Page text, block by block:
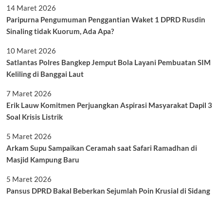
14 Maret 2026
Paripurna Pengumuman Penggantian Waket 1 DPRD Rusdin
Sinaling tidak Kuorum, Ada Apa?
10 Maret 2026
Satlantas Polres Bangkep Jemput Bola Layani Pembuatan SIM
Keliling di Banggai Laut
7 Maret 2026
Erik Lauw Komitmen Perjuangkan Aspirasi Masyarakat Dapil 3
Soal Krisis Listrik
5 Maret 2026
Arkam Supu Sampaikan Ceramah saat Safari Ramadhan di
Masjid Kampung Baru
5 Maret 2026
Pansus DPRD Bakal Beberkan Sejumlah Poin Krusial di Sidang